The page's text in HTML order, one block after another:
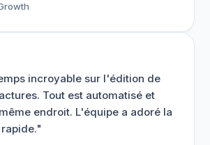
incroyable sur l'édition de
Tout est automatisé et
endroit. L'équipe a adoré la